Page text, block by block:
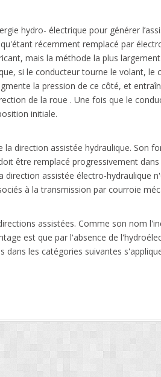
hydro- électrique pour générer
récemment remplacé par
mais la méthode la plus
si le conducteur tourne le volant, le
la pression de ce côté, et
de la roue . Une fois que le
initiale.
direction assistée hydraulique. Son
être remplacé progressivement dans
assistée électro-hydraulique
à la transmission par courroie
assistées. Comme son nom
est que par l'absence de
les catégories suivantes